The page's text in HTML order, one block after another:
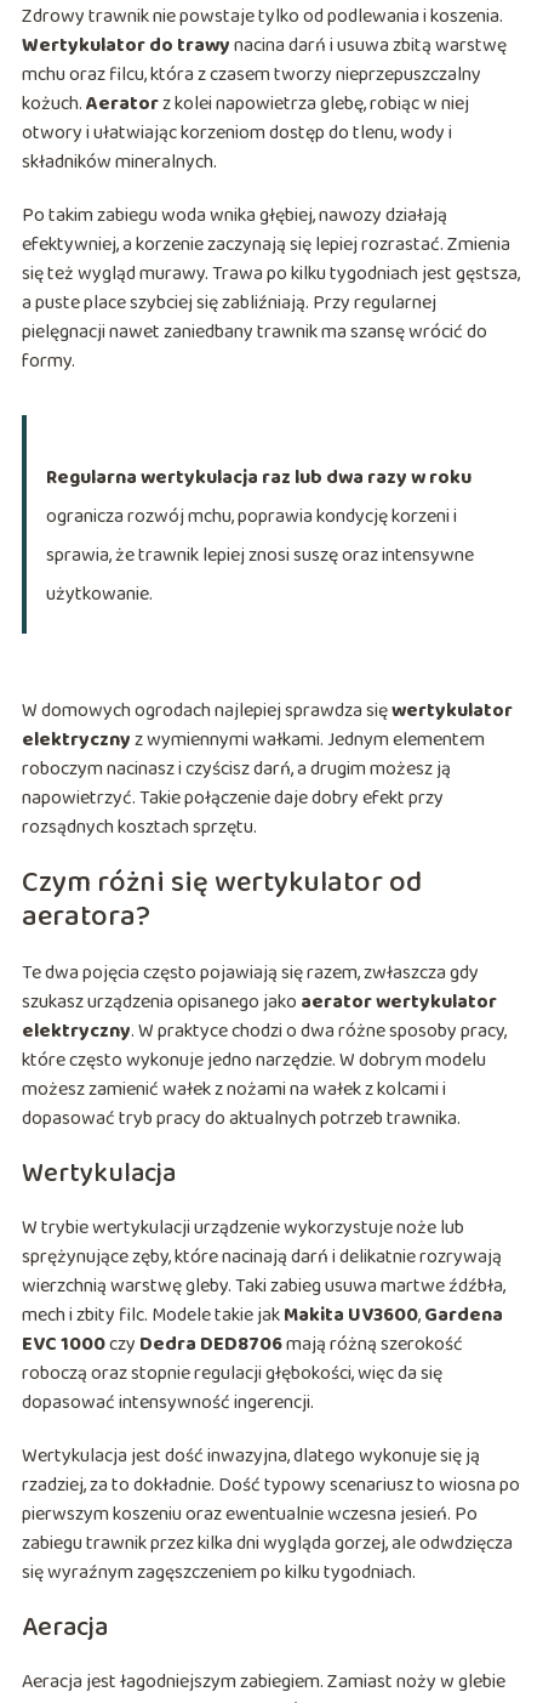
Zdrowy trawnik nie powstaje tylko od podlewania i koszenia.
Wertykulator do trawynacina darń i usuwa zbitą warstwę
mchu oraz filcu, która z czasem tworzy nieprzepuszczalny
kożuch.Aeratorz kolei napowietrza glebę, robiąc w niej
otwory i ułatwiając korzeniom dostęp do tlenu, wody i
składników mineralnych.
Po takim zabiegu woda wnika głębiej, nawozy działają
efektywniej, a korzenie zaczynają się lepiej rozrastać. Zmienia
się też wygląd murawy. Trawa po kilku tygodniach jest gęstsza,
a puste place szybciej się zabliźniają. Przy regularnej
pielęgnacji nawet zaniedbany trawnik ma szansę wrócić do
formy.
Regularna wertykulacja raz lub dwa razy w roku
ogranicza rozwój mchu, poprawia kondycję korzeni i
sprawia, że trawnik lepiej znosi suszę oraz intensywne
użytkowanie.
W domowych ogrodach najlepiej sprawdza sięwertykulator
elektrycznyz wymiennymi wałkami. Jednym elementem
roboczym nacinasz i czyścisz darń, a drugim możesz ją
napowietrzyć. Takie połączenie daje dobry efekt przy
rozsądnych kosztach sprzętu.
Czym różni się wertykulator od
aeratora?
Te dwa pojęcia często pojawiają się razem, zwłaszcza gdy
szukasz urządzenia opisanego jako aerator wertykulator
elektryczny. W praktyce chodzi o dwa różne sposoby pracy,
które często wykonuje jedno narzędzie. W dobrym modelu
możesz zamienić wałek z nożami na wałek z kolcami i
dopasować tryb pracy do aktualnych potrzeb trawnika.
Wertykulacja
W trybie wertykulacji urządzenie wykorzystuje noże lub
sprężynujące zęby, które nacinają darń i delikatnie rozrywają
wierzchnią warstwę gleby. Taki zabieg usuwa martwe źdźbła,
mech i zbity filc. Modele takie jakMakita UV3600,Gardena
EVC 1000czy Dedra DED8706mają różną szerokość
roboczą oraz stopnie regulacji głębokości, więc da się
dopasować intensywność ingerencji.
Wertykulacja jest dość inwazyjna, dlatego wykonuje się ją
rzadziej, za to dokładnie. Dość typowy scenariusz to wiosna po
pierwszym koszeniu oraz ewentualnie wczesna jesień. Po
zabiegu trawnik przez kilka dni wygląda gorzej, ale odwdzięcza
się wyraźnym zagęszczeniem po kilku tygodniach.
Aeracja
Aeracja jest łagodniejszym zabiegiem. Zamiast noży w glebie